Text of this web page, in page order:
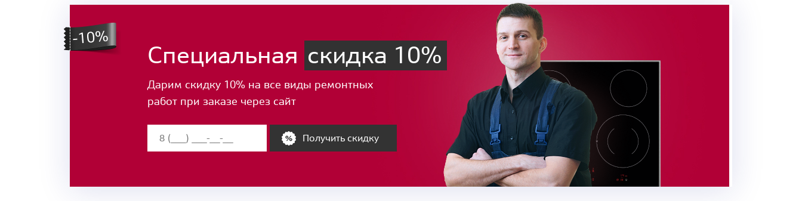
Специальная скидка 10%
Дарим скидку 10% на все виды ремонтных
работ при заказе через сайт
Получить скидку